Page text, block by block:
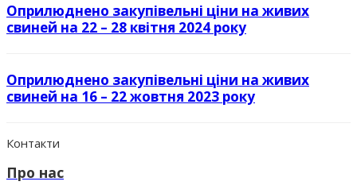
Оприлюднено закупівельні ціни на живих
свиней на 22 – 28 квітня 2024 року
Оприлюднено закупівельні ціни на живих
свиней на 16 – 22 жовтня 2023 року
Контакти
Про нас